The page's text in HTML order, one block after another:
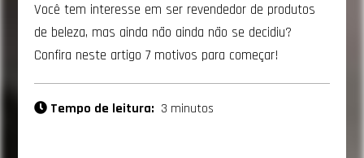
Você tem interesse em ser revendedor de produtos
de beleza, mas ainda não ainda não se decidiu?
Confira neste artigo 7 motivos para começar!
Tempo de leitura: 3 minutos